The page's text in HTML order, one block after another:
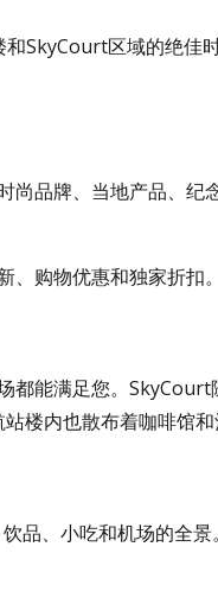
SkyCourt区域的绝佳
尚品牌、当地产品、
购物优惠和独家折扣。
都能满足您。
楼内也散布着咖啡馆和
品、小吃和机场的全